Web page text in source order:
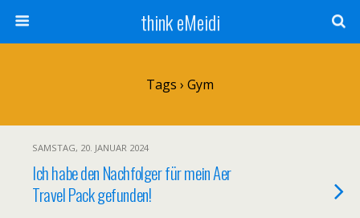
think eMeidi
Tags › Gym
SAMSTAG, 20. JANUAR 2024
Ich habe den Nachfolger für mein Aer
Travel Pack gefunden!